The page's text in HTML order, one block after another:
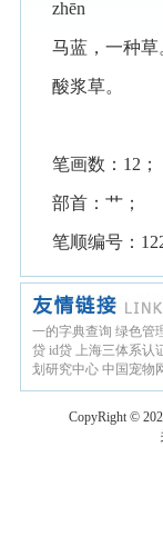
zhēn
马蓝，一种草
酸浆草。
笔画数：12；
部首：艹；
笔顺编号：
一的字典查询 绿色管
贷 id贷 上海三体系认
划研究中心 中国宠物
CopyRight ©